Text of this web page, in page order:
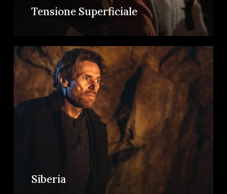
Tensione Superficiale
Siberia
Film lungometraggio